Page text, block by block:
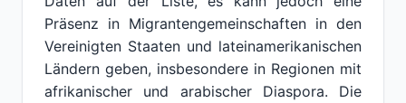
Präsenz in Migrantengemeinschaften in den
Vereinigten Staaten und lateinamerikanischen
Ländern geben, insbesondere in Regionen mit
afrikanischer und arabischer Diaspora. Die